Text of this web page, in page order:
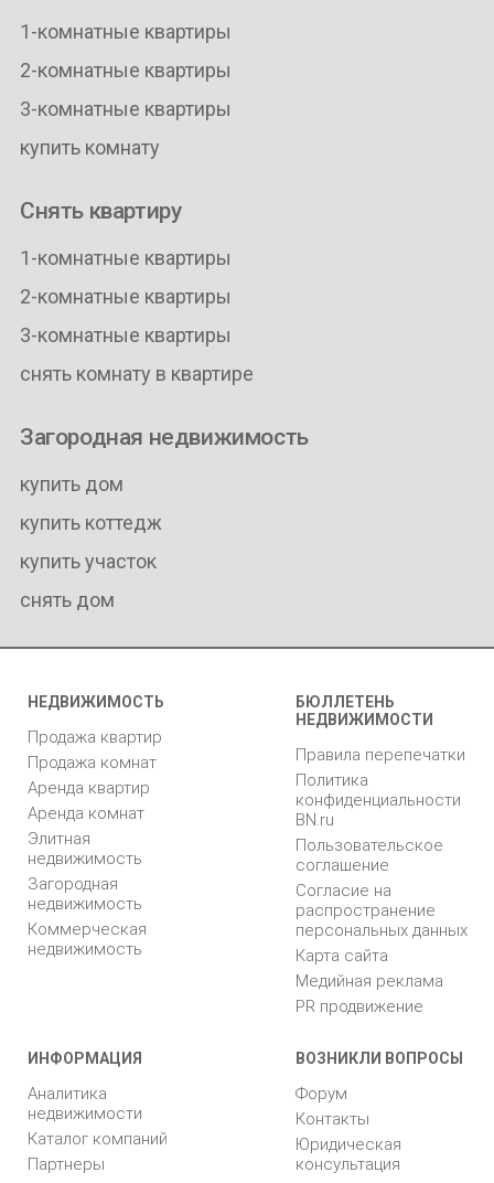
1-комнатные квартиры
2-комнатные квартиры
3-комнатные квартиры
купить комнату
Снять квартиру
1-комнатные квартиры
2-комнатные квартиры
3-комнатные квартиры
снять комнату в квартире
Загородная недвижимость
купить дом
купить коттедж
купить участок
снять дом
НЕДВИЖИМОСТЬ
Продажа квартир
Продажа комнат
Аренда квартир
Аренда комнат
Элитная
недвижимость
Загородная
недвижимость
Коммерческая
недвижимость
БЮЛЛЕТЕНЬ
НЕДВИЖИМОСТИ
Правила перепечатки
Политика
конфиденциальности
BN.ru
Пользовательское
соглашение
Согласие на
распространение
персональных данных
Карта сайта
Медийная реклама
PR продвижение
ИНФОРМАЦИЯ
Аналитика
недвижимости
Каталог компаний
Партнеры
ВОЗНИКЛИ ВОПРОСЫ
Форум
Контакты
Юридическая
консультация